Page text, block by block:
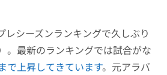
レシーズンランキングで久しぶり
。最新のランキングでは試合がな
で上昇してきています。元アラバ